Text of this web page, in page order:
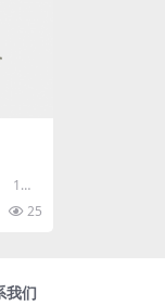
1、
是碰
25
我们